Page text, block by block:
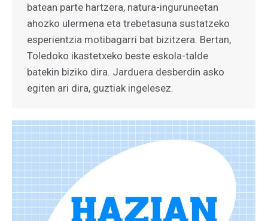
batean parte hartzera, natura-inguruneetan
ahozko ulermena eta trebetasuna sustatzeko
esperientzia motibagarri bat bizitzera. Bertan,
Toledoko ikastetxeko beste eskola-talde
batekin biziko dira. Jarduera desberdin asko
egiten ari dira, guztiak ingelesez.